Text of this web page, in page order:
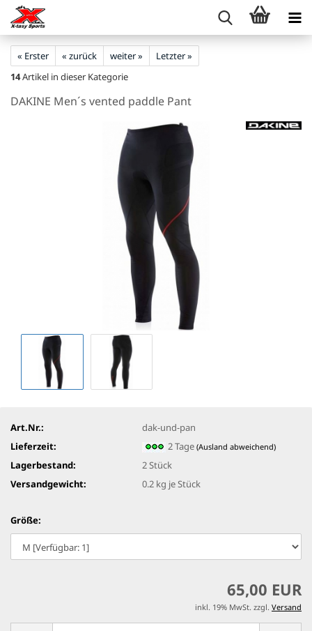
« Erster « zurück weiter »
Letzter »
14Artikel in dieser Kategorie
DAKINE Men´s vented paddle Pant
Art.Nr.:
dak-und-pan
Lieferzeit:
2 Tage(Ausland abweichend)
Lagerbestand: 2 Stück
Versandgewicht:
0.2 kg je Stück
Größe:
65,00 EUR
inkl. 19% MwSt. zzgl. Versand